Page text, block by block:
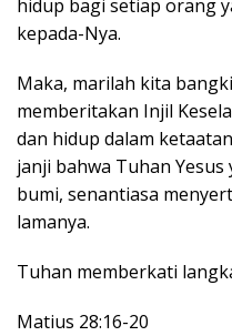
hidup bagi setiap orang
kepada-Nya.
Maka, marilah kita
memberitakan Injil
dan hidup dalam
janji bahwa Tuhan
bumi, senantiasa
lamanya.
Tuhan memberkati
Matius 28:16-20